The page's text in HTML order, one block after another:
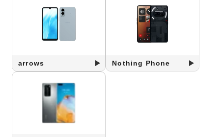
arrows Nothing Phone